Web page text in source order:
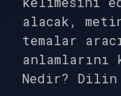
alacak,
temalar
anlamlarını
Nedir? Dilin